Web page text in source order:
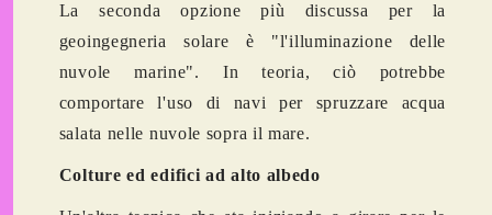
La seconda opzione più discussa per la
geoingegneria solare è "l'illuminazione delle
nuvole marine". In teoria, ciò potrebbe
comportare l'uso di navi per spruzzare acqua
salata nelle nuvole sopra il mare.
Colture ed edifici ad alto albedo